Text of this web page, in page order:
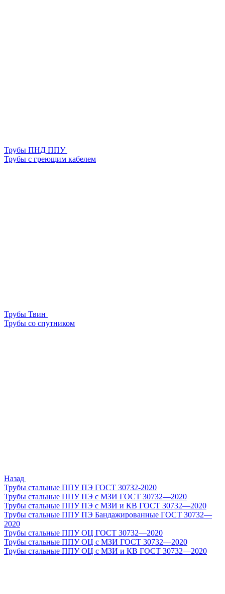
Трубы ПНД ППУ
Трубы с греющим кабелем
Трубы Твин
Трубы со спутником
Назад
Трубы стальные ППУ ПЭ ГОСТ 30732-2020
Трубы стальные ППУ ПЭ с МЗИ ГОСТ 30732—2020
Трубы стальные ППУ ПЭ с МЗИ и КВ ГОСТ 30732—2020
Трубы стальные ППУ ПЭ Бандажированные ГОСТ 30732—
2020
Трубы стальные ППУ ОЦ ГОСТ 30732—2020
Трубы стальные ППУ ОЦ с МЗИ ГОСТ 30732—2020
Трубы стальные ППУ ОЦ с МЗИ и КВ ГОСТ 30732—2020